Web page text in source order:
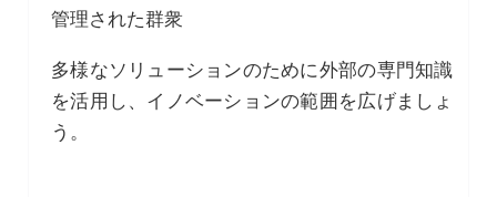
管理された群衆
多様なソリューションのために外部の専門知識
を活用し、イノベーションの範囲を広げましょ
う。